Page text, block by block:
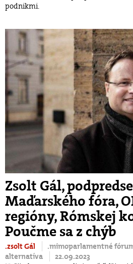
podnikmi.
Zsolt Gál,
Maďarského fóra,
regióny, Rómskej
Poučme sa z chýb
.zsolt Gál .mimoparlamentné
alternatíva
22.09.2023